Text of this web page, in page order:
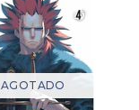
AGOTADO